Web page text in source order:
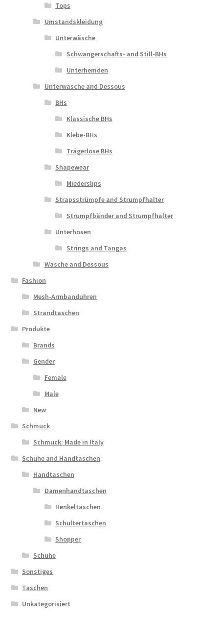
Tops
Umstandskleidung
Unterwäsche
Schwangerschafts- and Still-BHs
Unterhemden
Unterwäsche and Dessous
BHs
Klassische BHs
Klebe-BHs
Trägerlose BHs
Shapewear
Miederslips
Strapsstrümpfe and Strumpfhalter
Strumpfbänder and Strumpfhalter
Unterhosen
Strings and Tangas
Wäsche and Dessous
Fashion
Mesh-Armbanduhren
Strandtaschen
Produkte
Brands
Gender
Female
Male
New
Schmuck
Schmuck: Made in Italy
Schuhe and Handtaschen
Handtaschen
Damenhandtaschen
Henkeltaschen
Schultertaschen
Shopper
Schuhe
Sonstiges
Taschen
Unkategorisiert